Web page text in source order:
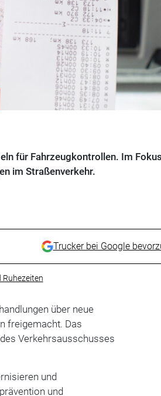
für Fahrzeugkontrollen. Im Fokus
im Straßenverkehr.
Trucker bei Google
Ruhezeiten
über neue
freigemacht. Das
Verkehrsausschusses
und
und